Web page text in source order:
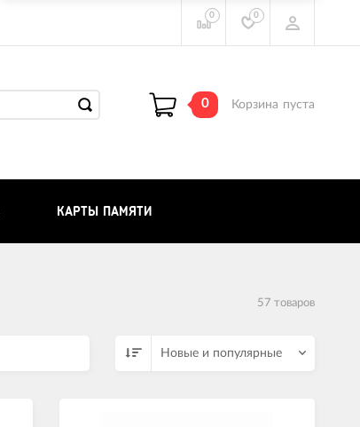
0 0
0 Корзина пуста
КАРТЫ ПАМЯТИ
57 товаров
Новые и популярные